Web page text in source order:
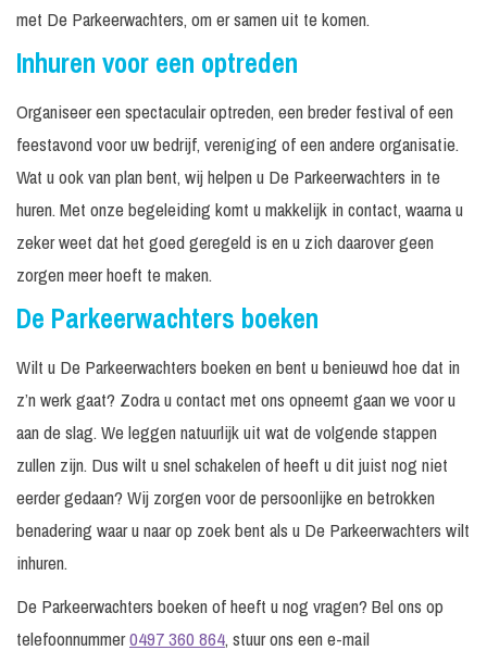
met De Parkeerwachters, om er samen uit te komen.
Inhuren voor een optreden
Organiseer een spectaculair optreden, een breder festival of een
feestavond voor uw bedrijf, vereniging of een andere organisatie.
Wat u ook van plan bent, wij helpen u De Parkeerwachters in te
huren. Met onze begeleiding komt u makkelijk in contact, waarna u
zeker weet dat het goed geregeld is en u zich daarover geen
zorgen meer hoeft te maken.
De Parkeerwachters boeken
Wilt u De Parkeerwachters boeken en bent u benieuwd hoe dat in
z’n werk gaat? Zodra u contact met ons opneemt gaan we voor u
aan de slag. We leggen natuurlijk uit wat de volgende stappen
zullen zijn. Dus wilt u snel schakelen of heeft u dit juist nog niet
eerder gedaan? Wij zorgen voor de persoonlijke en betrokken
benadering waar u naar op zoek bent als u De Parkeerwachters wilt
inhuren.
De Parkeerwachters boeken of heeft u nog vragen? Bel ons op
telefoonnummer0497 360 864, stuur ons een e-mail